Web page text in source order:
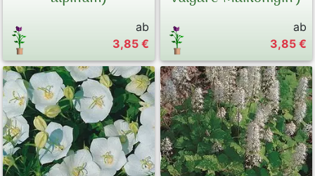
ab
3,85 €
ab
3,85 €